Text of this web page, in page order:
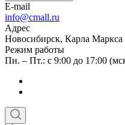
E-mail
info@cmall.ru
Адрес
Новосибирск, Карла Маркса
Режим работы
Пн. – Пт.: с 9:00 до 17:00